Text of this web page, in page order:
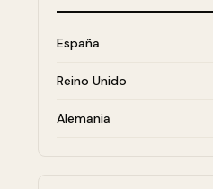
España
Reino Unido
Alemania